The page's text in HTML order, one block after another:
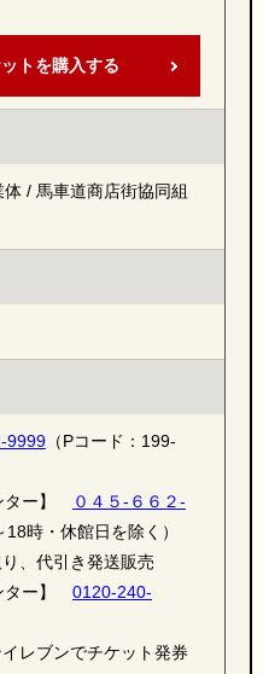
トを購入する
/ 馬車道商店街協同組
9999（Pコード：199-
ター】
０４５-６６２-
18時・休館日を除く）
、代引き発送販売
ター】 0120-240-
レブンでチケット発券